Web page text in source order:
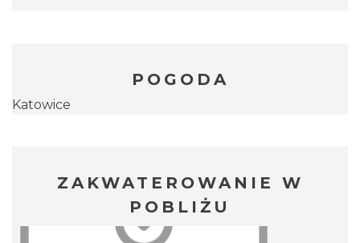
POGODA
Katowice
ZAKWATEROWANIE W
POBLIŻU